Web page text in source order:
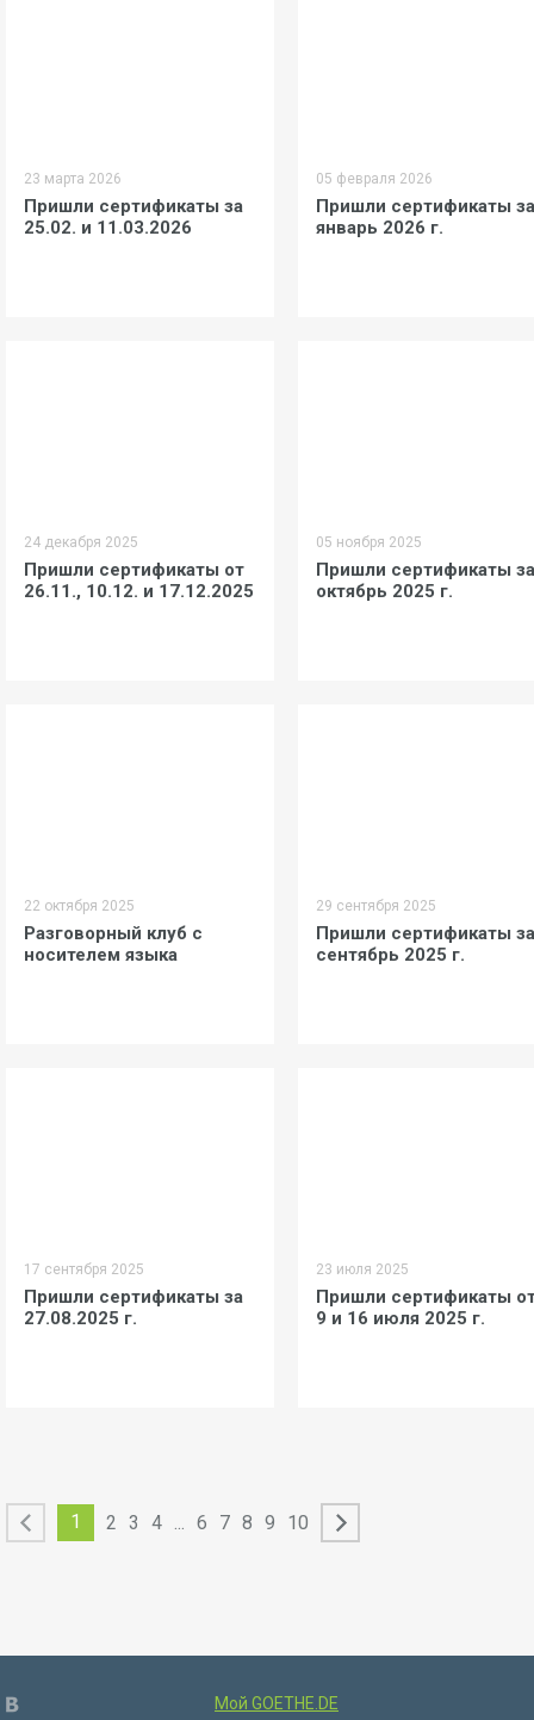
23 марта 2026
Пришли сертификаты за
25.02. и 11.03.2026
05 февраля 2026
Пришли сертификаты за
январь 2026 г.
24 декабря 2025
Пришли сертификаты от
26.11., 10.12. и 17.12.2025
05 ноября 2025
Пришли сертификаты за
октябрь 2025 г.
22 октября 2025
Разговорный клуб с
носителем языка
29 сентября 2025
Пришли сертификаты за
сентябрь 2025 г.
17 сентября 2025
Пришли сертификаты за
27.08.2025 г.
23 июля 2025
Пришли сертификаты
9 и 16 июля 2025 г.
1 2 3 4 6 7 8 9 10
Мой GOETHE.DE